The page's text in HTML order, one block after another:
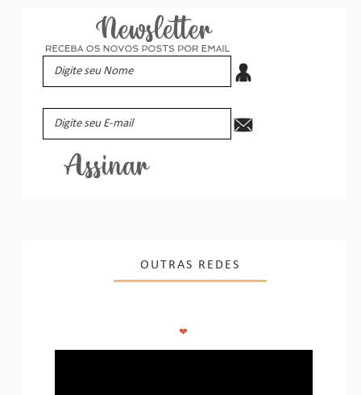
OUTRAS REDES
❤